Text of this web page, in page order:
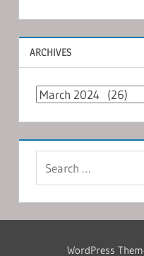
ARCHIVES
Archives
WordPress